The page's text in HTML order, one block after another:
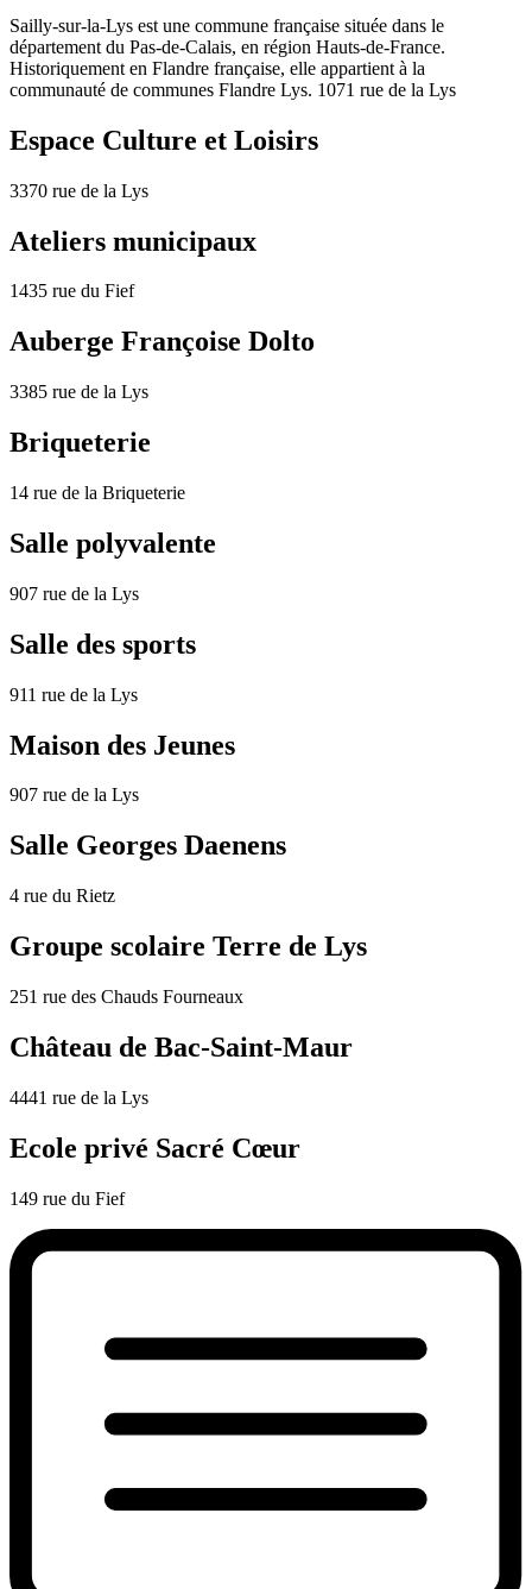
Sailly-sur-la-Lys est une commune française située dans le
département du Pas-de-Calais, en région Hauts-de-France.
Historiquement en Flandre française, elle appartient à la
communauté de communes Flandre Lys. 1071 rue de la Lys
Espace Culture et Loisirs
3370 rue de la Lys
Ateliers municipaux
1435 rue du Fief
Auberge Françoise Dolto
3385 rue de la Lys
Briqueterie
14 rue de la Briqueterie
Salle polyvalente
907 rue de la Lys
Salle des sports
911 rue de la Lys
Maison des Jeunes
907 rue de la Lys
Salle Georges Daenens
4 rue du Rietz
Groupe scolaire Terre de Lys
251 rue des Chauds Fourneaux
Château de Bac-Saint-Maur
4441 rue de la Lys
Ecole privé Sacré Cœur
149 rue du Fief